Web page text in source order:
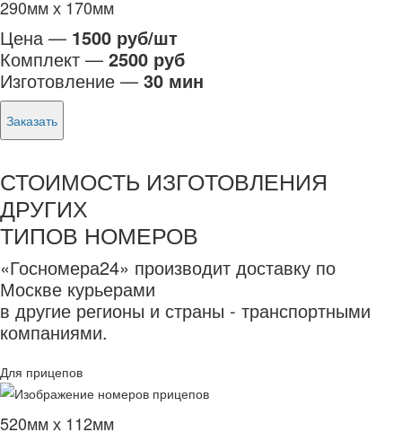
290мм х 170мм
Цена — 1500 руб/шт
Комплект — 2500 руб
Изготовление — 30 мин
Заказать
СТОИМОСТЬ ИЗГОТОВЛЕНИЯ
ДРУГИХ
ТИПОВ НОМЕРОВ
«Госномера24» производит доставку по
Москве курьерами
в другие регионы и страны - транспортными
компаниями.
Для прицепов
520мм х 112мм